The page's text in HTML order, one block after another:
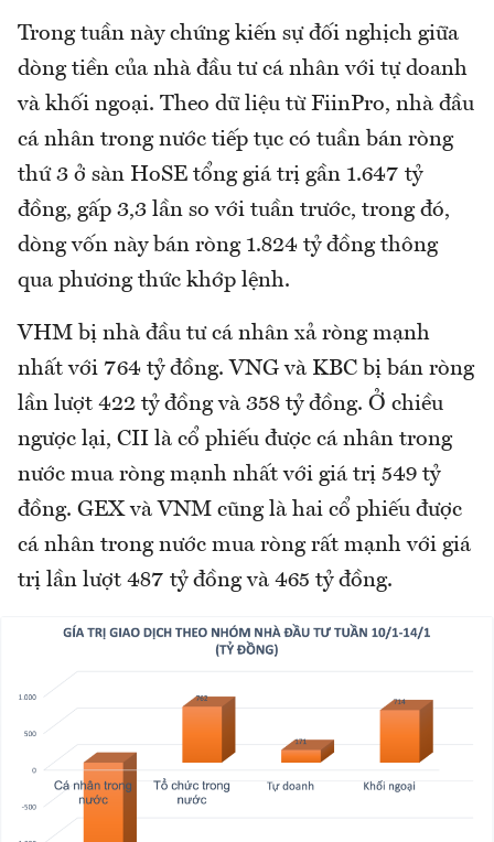
Trong tuần này chứng kiến sự đối nghịch giữa
dòng tiền của nhà đầu tư cá nhân với tự doanh
và khối ngoại. Theo dữ liệu từ FiinPro, nhà đầu
cá nhân trong nước tiếp tục có tuần bán ròng
thứ 3 ở sàn HoSE tổng giá trị gần 1.647 tỷ
đồng, gấp 3,3 lần so với tuần trước, trong đó,
dòng vốn này bán ròng 1.824 tỷ đồng thông
qua phương thức khớp lệnh.
VHM bị nhà đầu tư cá nhân xả ròng mạnh
nhất với 764 tỷ đồng. VNG và KBC bị bán ròng
lần lượt 422 tỷ đồng và 358 tỷ đồng. Ở chiều
ngược lại, CII là cổ phiếu được cá nhân trong
nước mua ròng mạnh nhất với giá trị 549 tỷ
đồng. GEX và VNM cũng là hai cổ phiếu được
cá nhân trong nước mua ròng rất mạnh với giá
trị lần lượt 487 tỷ đồng và 465 tỷ đồng.